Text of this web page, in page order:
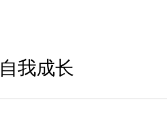
自我成长